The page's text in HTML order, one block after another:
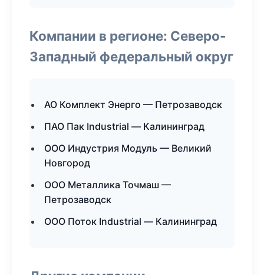
Компании в регионе: Северо-
Западный федеральный округ
АО Комплект Энерго — Петрозаводск
ПАО Пак Industrial — Калининград
ООО Индустрия Модуль — Великий
Новгород
ООО Металлика Точмаш —
Петрозаводск
ООО Поток Industrial — Калининград